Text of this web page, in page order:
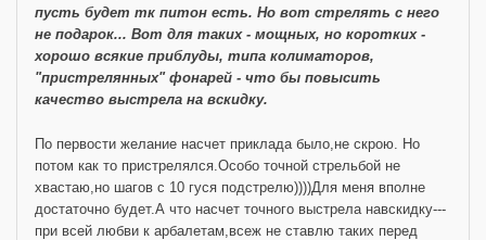
пусть будет тк питон есть. Но вот стрелять с него
не подарок... Вот для таких - мощных, но коротких -
хорошо всякие приблуды, типа колиматоров,
"пристрелянных" фонарей - что бы повысить
качество выстрела на вскидку.
По первости желание насчет приклада было,не скрою. Но
потом как то пристрелялся.Особо точной стрельбой не
хвастаю,но шагов с 10 гуся подстрелю))))Для меня вполне
достаточно будет.А что насчет точного выстрела навскидку---
при всей любви к арбалетам,всеж не ставлю таких перед